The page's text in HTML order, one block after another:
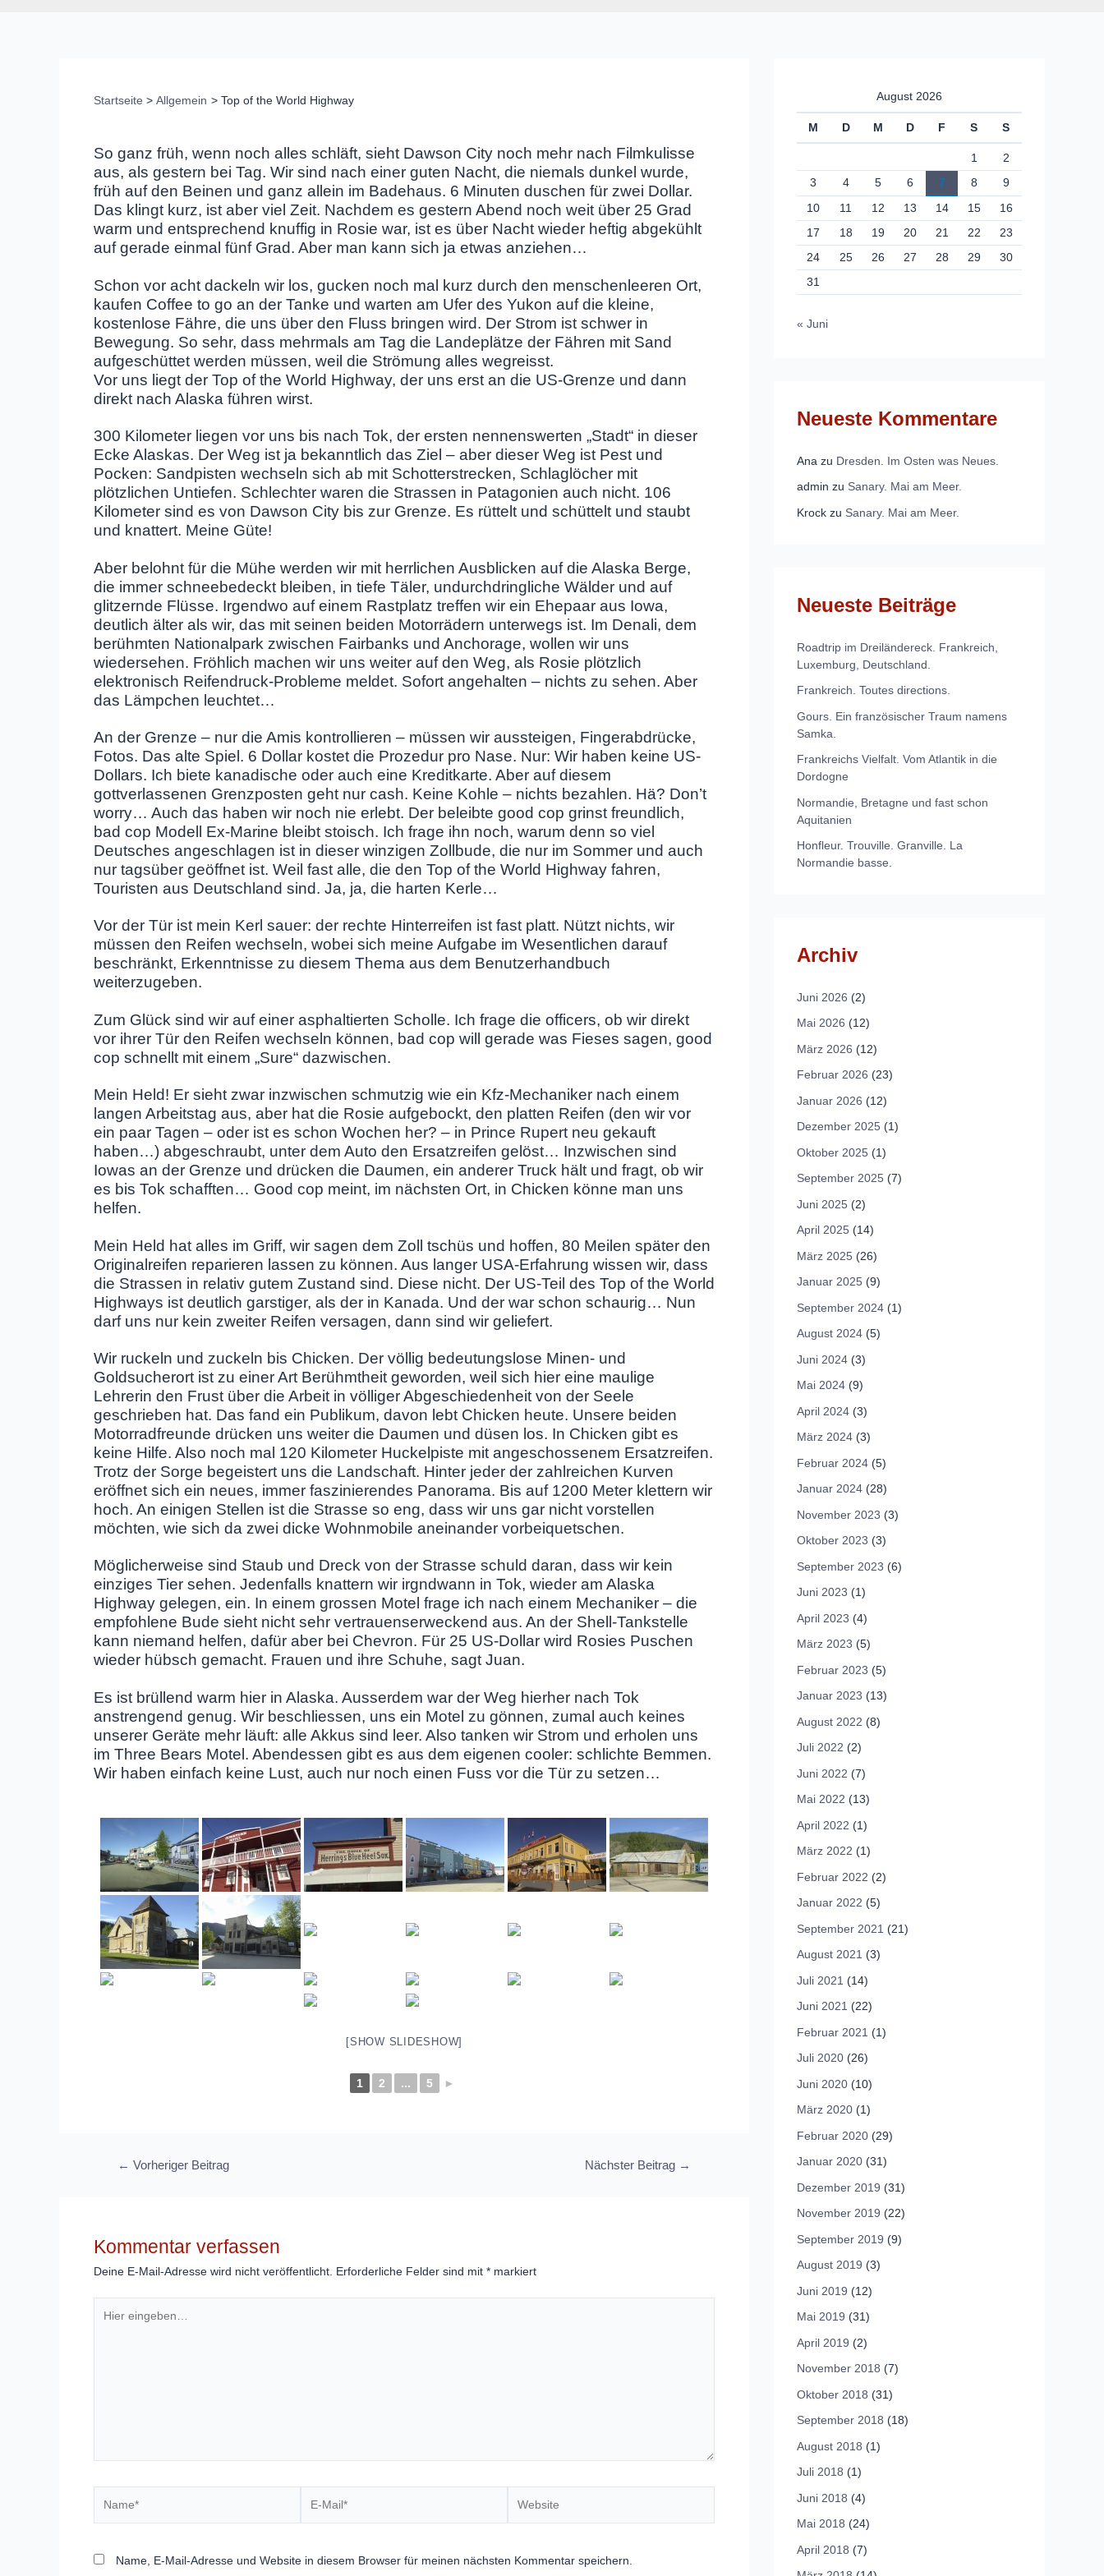
Startseite Allgemein Top of the World Highway
So ganz früh, wenn noch alles schläft, sieht Dawson City noch mehr nach Filmkulisse
aus, als gestern bei Tag. Wir sind nach einer guten Nacht, die niemals dunkel wurde,
früh auf den Beinen und ganz allein im Badehaus. 6 Minuten duschen für zwei Dollar.
Das klingt kurz, ist aber viel Zeit. Nachdem es gestern Abend noch weit über 25 Grad
warm und entsprechend knuffig in Rosie war, ist es über Nacht wieder heftig abgekühlt
auf gerade einmal fünf Grad. Aber man kann sich ja etwas anziehen…
Schon vor acht dackeln wir los, gucken noch mal kurz durch den menschenleeren Ort,
kaufen Coffee to go an der Tanke und warten am Ufer des Yukon auf die kleine,
kostenlose Fähre, die uns über den Fluss bringen wird. Der Strom ist schwer in
Bewegung. So sehr, dass mehrmals am Tag die Landeplätze der Fähren mit Sand
aufgeschüttet werden müssen, weil die Strömung alles wegreisst.
Vor uns liegt der Top of the World Highway, der uns erst an die US-Grenze und dann
direkt nach Alaska führen wirst.
300 Kilometer liegen vor uns bis nach Tok, der ersten nennenswerten „Stadt“ in dieser
Ecke Alaskas. Der Weg ist ja bekanntlich das Ziel – aber dieser Weg ist Pest und
Pocken: Sandpisten wechseln sich ab mit Schotterstrecken, Schlaglöcher mit
plötzlichen Untiefen. Schlechter waren die Strassen in Patagonien auch nicht. 106
Kilometer sind es von Dawson City bis zur Grenze. Es rüttelt und schüttelt und staubt
und knattert. Meine Güte!
Aber belohnt für die Mühe werden wir mit herrlichen Ausblicken auf die Alaska Berge,
die immer schneebedeckt bleiben, in tiefe Täler, undurchdringliche Wälder und auf
glitzernde Flüsse. Irgendwo auf einem Rastplatz treffen wir ein Ehepaar aus Iowa,
deutlich älter als wir, das mit seinen beiden Motorrädern unterwegs ist. Im Denali, dem
berühmten Nationalpark zwischen Fairbanks und Anchorage, wollen wir uns
wiedersehen. Fröhlich machen wir uns weiter auf den Weg, als Rosie plötzlich
elektronisch Reifendruck-Probleme meldet. Sofort angehalten – nichts zu sehen. Aber
das Lämpchen leuchtet…
An der Grenze – nur die Amis kontrollieren – müssen wir aussteigen, Fingerabdrücke,
Fotos. Das alte Spiel. 6 Dollar kostet die Prozedur pro Nase. Nur: Wir haben keine US-
Dollars. Ich biete kanadische oder auch eine Kreditkarte. Aber auf diesem
gottverlassenen Grenzposten geht nur cash. Keine Kohle – nichts bezahlen. Hä? Don’t
worry… Auch das haben wir noch nie erlebt. Der beleibte good cop grinst freundlich,
bad cop Modell Ex-Marine bleibt stoisch. Ich frage ihn noch, warum denn so viel
Deutsches angeschlagen ist in dieser winzigen Zollbude, die nur im Sommer und auch
nur tagsüber geöffnet ist. Weil fast alle, die den Top of the World Highway fahren,
Touristen aus Deutschland sind. Ja, ja, die harten Kerle…
Vor der Tür ist mein Kerl sauer: der rechte Hinterreifen ist fast platt. Nützt nichts, wir
müssen den Reifen wechseln, wobei sich meine Aufgabe im Wesentlichen darauf
beschränkt, Erkenntnisse zu diesem Thema aus dem Benutzerhandbuch
weiterzugeben.
Zum Glück sind wir auf einer asphaltierten Scholle. Ich frage die officers, ob wir direkt
vor ihrer Tür den Reifen wechseln können, bad cop will gerade was Fieses sagen, good
cop schnellt mit einem „Sure“ dazwischen.
Mein Held! Er sieht zwar inzwischen schmutzig wie ein Kfz-Mechaniker nach einem
langen Arbeitstag aus, aber hat die Rosie aufgebockt, den platten Reifen (den wir vor
ein paar Tagen – oder ist es schon Wochen her? – in Prince Rupert neu gekauft
haben…) abgeschraubt, unter dem Auto den Ersatzreifen gelöst… Inzwischen sind
Iowas an der Grenze und drücken die Daumen, ein anderer Truck hält und fragt, ob wir
es bis Tok schafften… Good cop meint, im nächsten Ort, in Chicken könne man uns
helfen.
Mein Held hat alles im Griff, wir sagen dem Zoll tschüs und hoffen, 80 Meilen später den
Originalreifen reparieren lassen zu können. Aus langer USA-Erfahrung wissen wir, dass
die Strassen in relativ gutem Zustand sind. Diese nicht. Der US-Teil des Top of the World
Highways ist deutlich garstiger, als der in Kanada. Und der war schon schaurig… Nun
darf uns nur kein zweiter Reifen versagen, dann sind wir geliefert.
Wir ruckeln und zuckeln bis Chicken. Der völlig bedeutungslose Minen- und
Goldsucherort ist zu einer Art Berühmtheit geworden, weil sich hier eine maulige
Lehrerin den Frust über die Arbeit in völliger Abgeschiedenheit von der Seele
geschrieben hat. Das fand ein Publikum, davon lebt Chicken heute. Unsere beiden
Motorradfreunde drücken uns weiter die Daumen und düsen los. In Chicken gibt es
keine Hilfe. Also noch mal 120 Kilometer Huckelpiste mit angeschossenem Ersatzreifen.
Trotz der Sorge begeistert uns die Landschaft. Hinter jeder der zahlreichen Kurven
eröffnet sich ein neues, immer faszinierendes Panorama. Bis auf 1200 Meter klettern wir
hoch. An einigen Stellen ist die Strasse so eng, dass wir uns gar nicht vorstellen
möchten, wie sich da zwei dicke Wohnmobile aneinander vorbeiquetschen.
Möglicherweise sind Staub und Dreck von der Strasse schuld daran, dass wir kein
einziges Tier sehen. Jedenfalls knattern wir irgndwann in Tok, wieder am Alaska
Highway gelegen, ein. In einem grossen Motel frage ich nach einem Mechaniker – die
empfohlene Bude sieht nicht sehr vertrauenserweckend aus. An der Shell-Tankstelle
kann niemand helfen, dafür aber bei Chevron. Für 25 US-Dollar wird Rosies Puschen
wieder hübsch gemacht. Frauen und ihre Schuhe, sagt Juan.
Es ist brüllend warm hier in Alaska. Ausserdem war der Weg hierher nach Tok
anstrengend genug. Wir beschliessen, uns ein Motel zu gönnen, zumal auch keines
unserer Geräte mehr läuft: alle Akkus sind leer. Also tanken wir Strom und erholen uns
im Three Bears Motel. Abendessen gibt es aus dem eigenen cooler: schlichte Bemmen.
Wir haben einfach keine Lust, auch nur noch einen Fuss vor die Tür zu setzen…
[SHOW SLIDESHOW]
1 2 ... 5 ►
Beitragsnavigation
← Vorheriger Beitrag Nächster Beitrag →
Kommentar verfassen
Deine E-Mail-Adresse wird nicht veröffentlicht. Erforderliche Felder sind mit * markiert
eingeben…
Mail*
Name, E-Mail-Adresse und Website in diesem Browser für meinen nächsten Kommentar speichern.
August 2026
M D M D F S S
1
2
3
4 5 6 7 8
9
10
11 12 13 14 15
16
17
18 19 20 21 22
23
24
25 26 27 28 29
30
31
« Juni
Neueste Kommentare
Ana zu Dresden. Im Osten was Neues.
admin zu Sanary. Mai am Meer.
Krock zu Sanary. Mai am Meer.
Neueste Beiträge
Roadtrip im Dreiländereck. Frankreich,
Luxemburg, Deutschland.
Frankreich. Toutes directions.
Gours. Ein französischer Traum namens
Samka.
Frankreichs Vielfalt. Vom Atlantik in die
Dordogne
Normandie, Bretagne und fast schon
Aquitanien
Honfleur. Trouville. Granville. La
Normandie basse.
Archiv
Juni 2026 (2)
Mai 2026 (12)
März 2026 (12)
Februar 2026 (23)
Januar 2026 (12)
Dezember 2025 (1)
Oktober 2025 (1)
September 2025 (7)
Juni 2025 (2)
April 2025 (14)
März 2025 (26)
Januar 2025 (9)
September 2024 (1)
August 2024 (5)
Juni 2024 (3)
Mai 2024 (9)
April 2024 (3)
März 2024 (3)
Februar 2024 (5)
Januar 2024 (28)
November 2023 (3)
Oktober 2023 (3)
September 2023 (6)
Juni 2023 (1)
April 2023 (4)
März 2023 (5)
Februar 2023 (5)
Januar 2023 (13)
August 2022 (8)
Juli 2022 (2)
Juni 2022 (7)
Mai 2022 (13)
April 2022 (1)
März 2022 (1)
Februar 2022 (2)
Januar 2022 (5)
September 2021 (21)
August 2021 (3)
Juli 2021 (14)
Juni 2021 (22)
Februar 2021 (1)
Juli 2020 (26)
Juni 2020 (10)
März 2020 (1)
Februar 2020 (29)
Januar 2020 (31)
Dezember 2019 (31)
November 2019 (22)
September 2019 (9)
August 2019 (3)
Juni 2019 (12)
Mai 2019 (31)
April 2019 (2)
November 2018 (7)
Oktober 2018 (31)
September 2018 (18)
August 2018 (1)
Juli 2018 (1)
Juni 2018 (4)
Mai 2018 (24)
April 2018 (7)